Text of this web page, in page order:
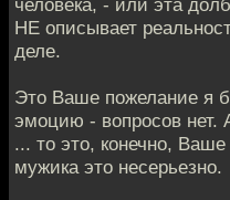
НЕ описывает
деле.
Это Ваше пожелание я
эмоцию - вопросов нет.
... то это, конечно,
мужика это несерьезно.